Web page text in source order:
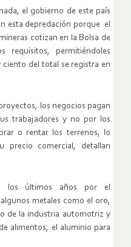
el gobierno de este país
esta depredación porque el
cotizan en la Bolsa de
requisitos, permitiéndoles
del total se registra en
los negocios pagan
trabajadores y no por los
o rentar los terrenos, lo
precio comercial, detallan
los últimos años por el
metales como el oro,
de la industria automotriz y
alimentos, el aluminio para